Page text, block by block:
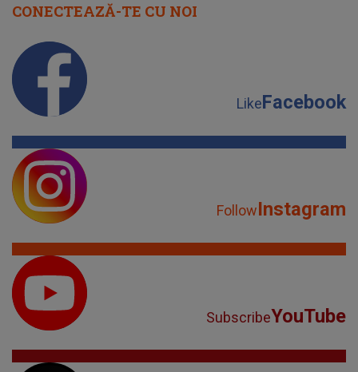
CONECTEAZĂ-TE CU NOI
LikeFacebook
FollowInstagram
SubscribeYouTube